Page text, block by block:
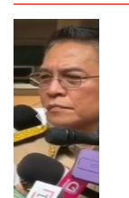
Previous